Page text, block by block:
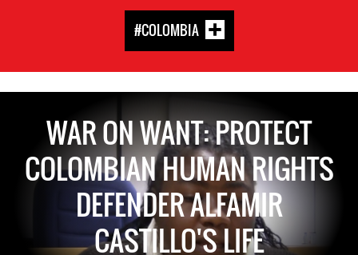
#COLOMBIA
WAR ON WANT: PROTECT
COLOMBIAN HUMAN RIGHTS
DEFENDER ALFAMIR
CASTILLO'S LIFE